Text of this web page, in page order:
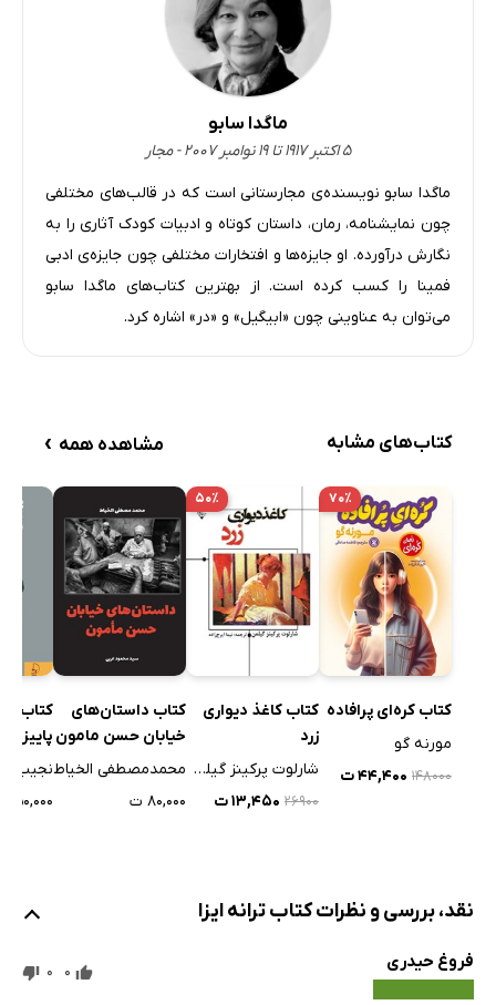
ماگدا سابو
۵ اکتبر ۱۹۱۷ تا ۱۹ نوامبر ۲۰۰۷ - مجار
ماگدا سابو نویسنده‌ی مجارستانی است که در قالب‌های مختلفی
چون نمایشنامه، رمان، داستان کوتاه و ادبیات کودک آثاری را به
نگارش درآورده. او جایزه‌ها و افتخارات مختلفی چون جایزه‌ی ادبی
فمینا را کسب کرده است. از بهترین کتاب‌های ماگدا سابو
می‌توان به عناوینی چون «ابیگیل» و «در» اشاره کرد.
کتاب‌های مشابه مشاهده همه ›
۷۰٪
کتاب کره‌ای پرافاده
مورنه گو
۱۴۸۰۰۰ ۴۴,۴۰۰ ت
۵۰٪
کتاب کاغذ دیواری
زرد
شارلوت پرکینز گیلمن
۲۶۹۰۰ ۱۳,۴۵۰ ت
کتاب داستان‌های
خیابان حسن مامون
محمدمصطفی الخیاط
۸۰,۰۰۰ ت
کتاب
پاییز
نجیب
۳۵۰,۰۰۰ ت
نقد، بررسی و نظرات کتاب ترانه ایزا
فروغ حیدری 0
0